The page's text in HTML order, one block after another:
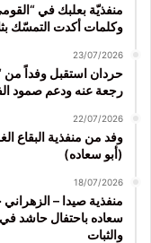
منفذيّة بعلبك في
وكلمات أكدت التمسّك
23/07/2026
حردان استقبل وفداً من
رجعة عنه ودعم صمود
22/07/2026
وفد من منفذية البقاع
(أبو سعاده)
18/07/2026
منفذية صيدا –
سعاده باحتفال حاشد في
والثبات